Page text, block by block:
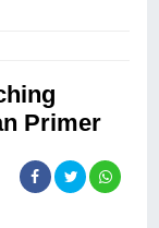
Primer